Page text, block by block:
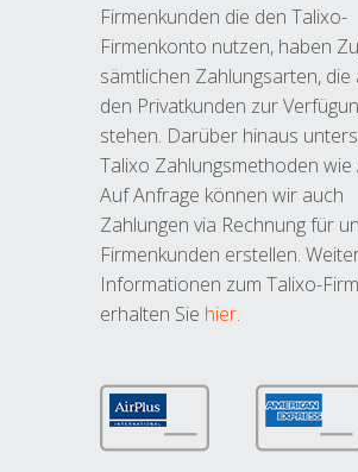
Firmenkunden die den Talixo-
Firmenkonto nutzen, haben
sämtlichen Zahlungsarten, die
den Privatkunden zur
stehen. Darüber hinaus
Talixo Zahlungsmethoden wie
Auf Anfrage können wir auch
Zahlungen via Rechnung für
Firmenkunden erstellen.
Informationen zum Talixo-
erhalten Sie hier.